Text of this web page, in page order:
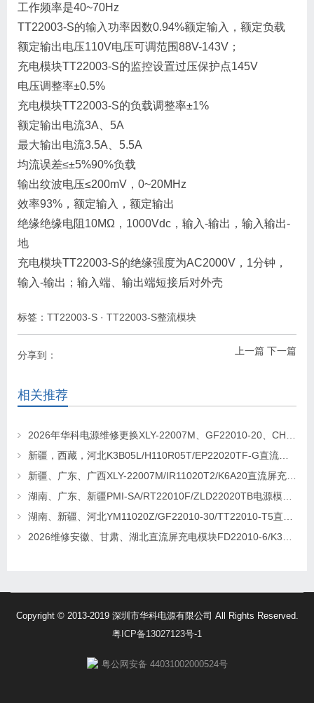
工作频率是40~70Hz
TT22003-S的输入功率因数0.94%额定输入，额定负载
额定输出电压110V电压可调范围88V-143V；
充电模块TT22003-S的监控设置过压保护点145V
电压调整率±0.5%
充电模块TT22003-S的负载调整率±1%
额定输出电流3A、5A
最大输出电流3.5A、5.5A
均流误差≤±5%90%负载
输出纹波电压≤200mV，0~20MHz
效率93%，额定输入，额定输出
绝缘绝缘电阻10MΩ，1000Vdc，输入-输出，输入输出-
地
充电模块TT22003-S的绝缘强度为AC2000V，1分钟，
输入-输出；输入端、输出端短接后对外壳
标签： TT22003-S · TT22003-S整流模块
上一篇 下一篇
分享到：
相关推荐
2026年华科电源维修更换XLY-22007M、GF22010-20、CHR-22020直流屏充电模块
新疆，西藏，河北K3B05L/H110R05T/EP22020TF-G直流屏充电模块维修更换
新疆、广东、广西XLY-22007M/IR11020T2/K6A20直流屏充电模块维修更换
湖南、广东、新疆PMI-SA/RT22010F/ZLD22020TB电源模块维修更换
湖南、新疆、河北YM11020Z/GF22010-30/TT22010-T5直流屏充电模块维修更换
2026维修安徽、甘肃、湖北直流屏充电模块FD22010-6/K3B20L/GF22010-10
Copyright © 2013-2019 深圳市华科电源有限公司 All Rights Reserved.
粤ICP备13027123号-1
粤公网安备 44031002000524号